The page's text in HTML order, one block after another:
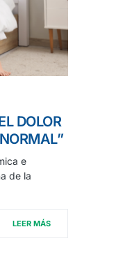
DOLOR
e
de la
LEER MÁS